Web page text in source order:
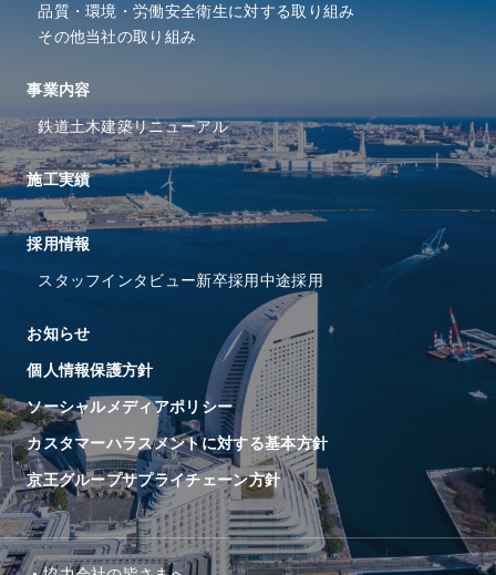
品質・環境・労働安全衛⽣に対する取り組み
その他当社の取り組み
事業内容
鉄道土木建築リニューアル
施工実績
採⽤情報
スタッフインタビュー新卒採用中途採用
お知らせ
個人情報保護方針
ソーシャルメディアポリシー
カスタマーハラスメントに対する基本方針
京王グループサプライチェーン方針